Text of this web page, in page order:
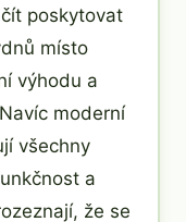
poskytovat
místo
výhodu a
moderní
všechny
a
že se